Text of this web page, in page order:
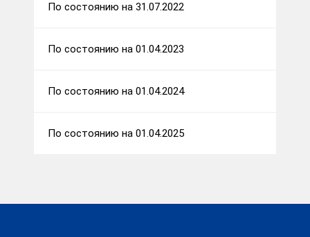
По состоянию на 31.07.2022
По состоянию на 01.04.2023
По состоянию на 01.04.2024
По состоянию на 01.04.2025